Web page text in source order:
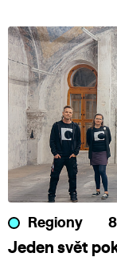
Regiony
Jeden svět